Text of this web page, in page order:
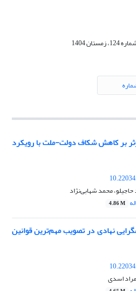
بر کاهش شکاف دولت-ملت با رویکرد
محمد شهابی‌نژاد
4.86 M
نهادی در تصویب مهم‌ترین قوانین
اسدی